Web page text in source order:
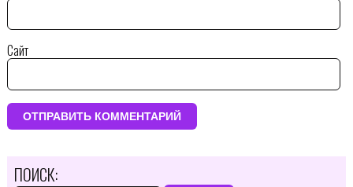
Сайт
ПОИСК: